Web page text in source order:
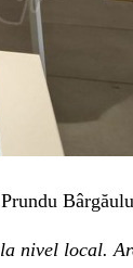
nivel local.